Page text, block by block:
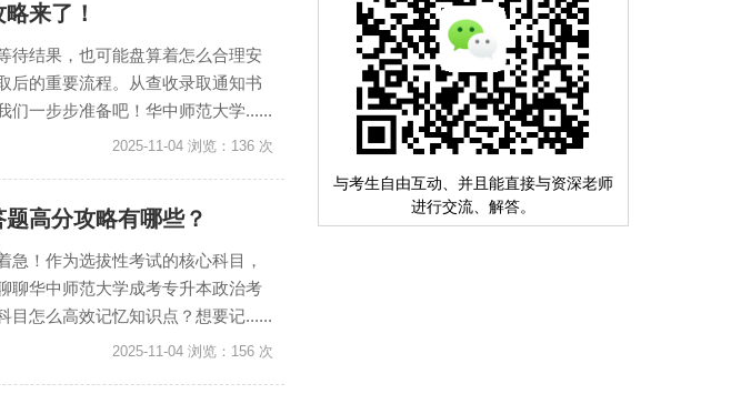
来了！
待结果，也可能盘算着怎么合理安
后的重要流程。从查收录取通知书
们一步步准备吧！华中师范大学......
2025-11-04 浏览：136 次
高分攻略有哪些？
！作为选拔性考试的核心科目，
聊华中师范大学成考专升本政治考
目怎么高效记忆知识点？想要记......
2025-11-04 浏览：156 次
与考生自由互动、并且能直接与资深老师
进行交流、解答。